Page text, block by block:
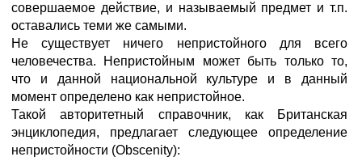
совершаемое действие, и называемый предмет и т.п.
оставались теми же самыми.
Не существует ничего непристойного для всего
человечества. Непристойным может быть только то,
что и данной национальной культуре и в данный
момент определено как непристойное.
Такой авторитетный справочник, как Британская
энциклопедия, предлагает следующее определение
непристойности (Obscenity):